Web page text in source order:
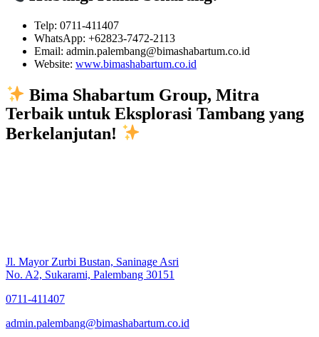
Telp: 0711-411407
WhatsApp: +62823-7472-2113
Email: admin.palembang@bimashabartum.co.id
Website: www.bimashabartum.co.id
Bima Shabartum Group, Mitra
Terbaik untuk Eksplorasi Tambang yang
Berkelanjutan!
Jl. Mayor Zurbi Bustan, Saninage Asri
No. A2, Sukarami, Palembang 30151
0711-411407
admin.palembang@bimashabartum.co.id